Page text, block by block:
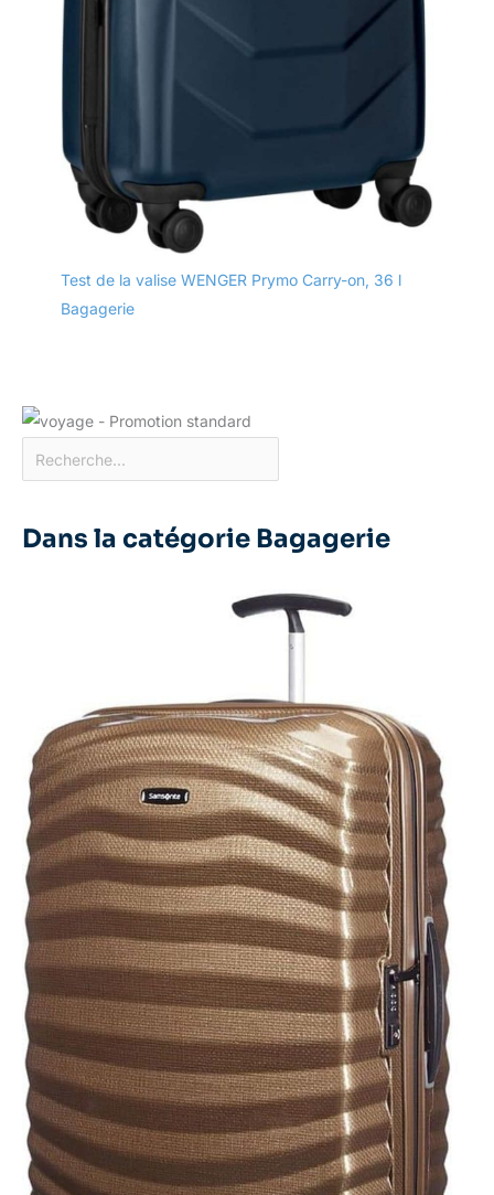
Test de la valise WENGER Prymo Carry-on, 36 l
Bagagerie
Dans la catégorie Bagagerie